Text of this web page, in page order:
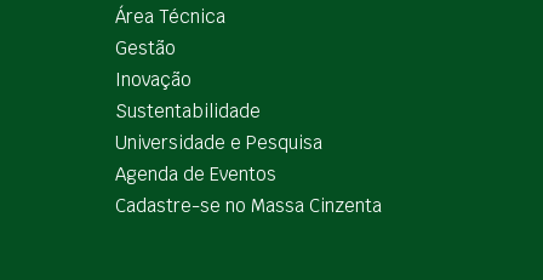
Área Técnica
Gestão
Inovação
Sustentabilidade
Universidade e Pesquisa
Agenda de Eventos
Cadastre-se no Massa Cinzenta